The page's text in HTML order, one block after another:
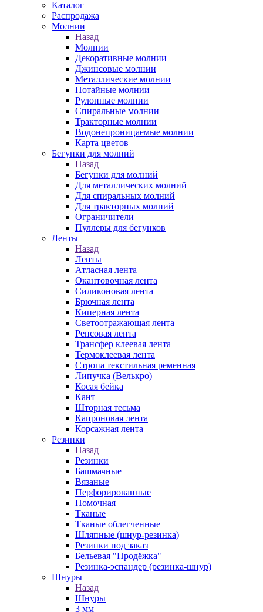
Каталог
Распродажа
Молнии
Назад
Молнии
Декоративные молнии
Джинсовые молнии
Металлические молнии
Потайные молнии
Рулонные молнии
Спиральные молнии
Тракторные молнии
Водонепроницаемые молнии
Карта цветов
Бегунки для молний
Назад
Бегунки для молний
Для металлических молний
Для спиральных молний
Для тракторных молний
Ограничители
Пуллеры для бегунков
Ленты
Назад
Ленты
Атласная лента
Окантовочная лента
Силиконовая лента
Брючная лента
Киперная лента
Светоотражающая лента
Репсовая лента
Трансфер клеевая лента
Термоклеевая лента
Стропа текстильная ременная
Липучка (Велькро)
Косая бейка
Кант
Шторная тесьма
Капроновая лента
Корсажная лента
Резинки
Назад
Резинки
Башмачные
Вязаные
Перфорированные
Помочная
Тканые
Тканые облегченные
Шляпные (шнур-резинка)
Резинки под заказ
Бельевая "Продёжка"
Резинка-эспандер (резинка-шнур)
Шнуры
Назад
Шнуры
3 мм